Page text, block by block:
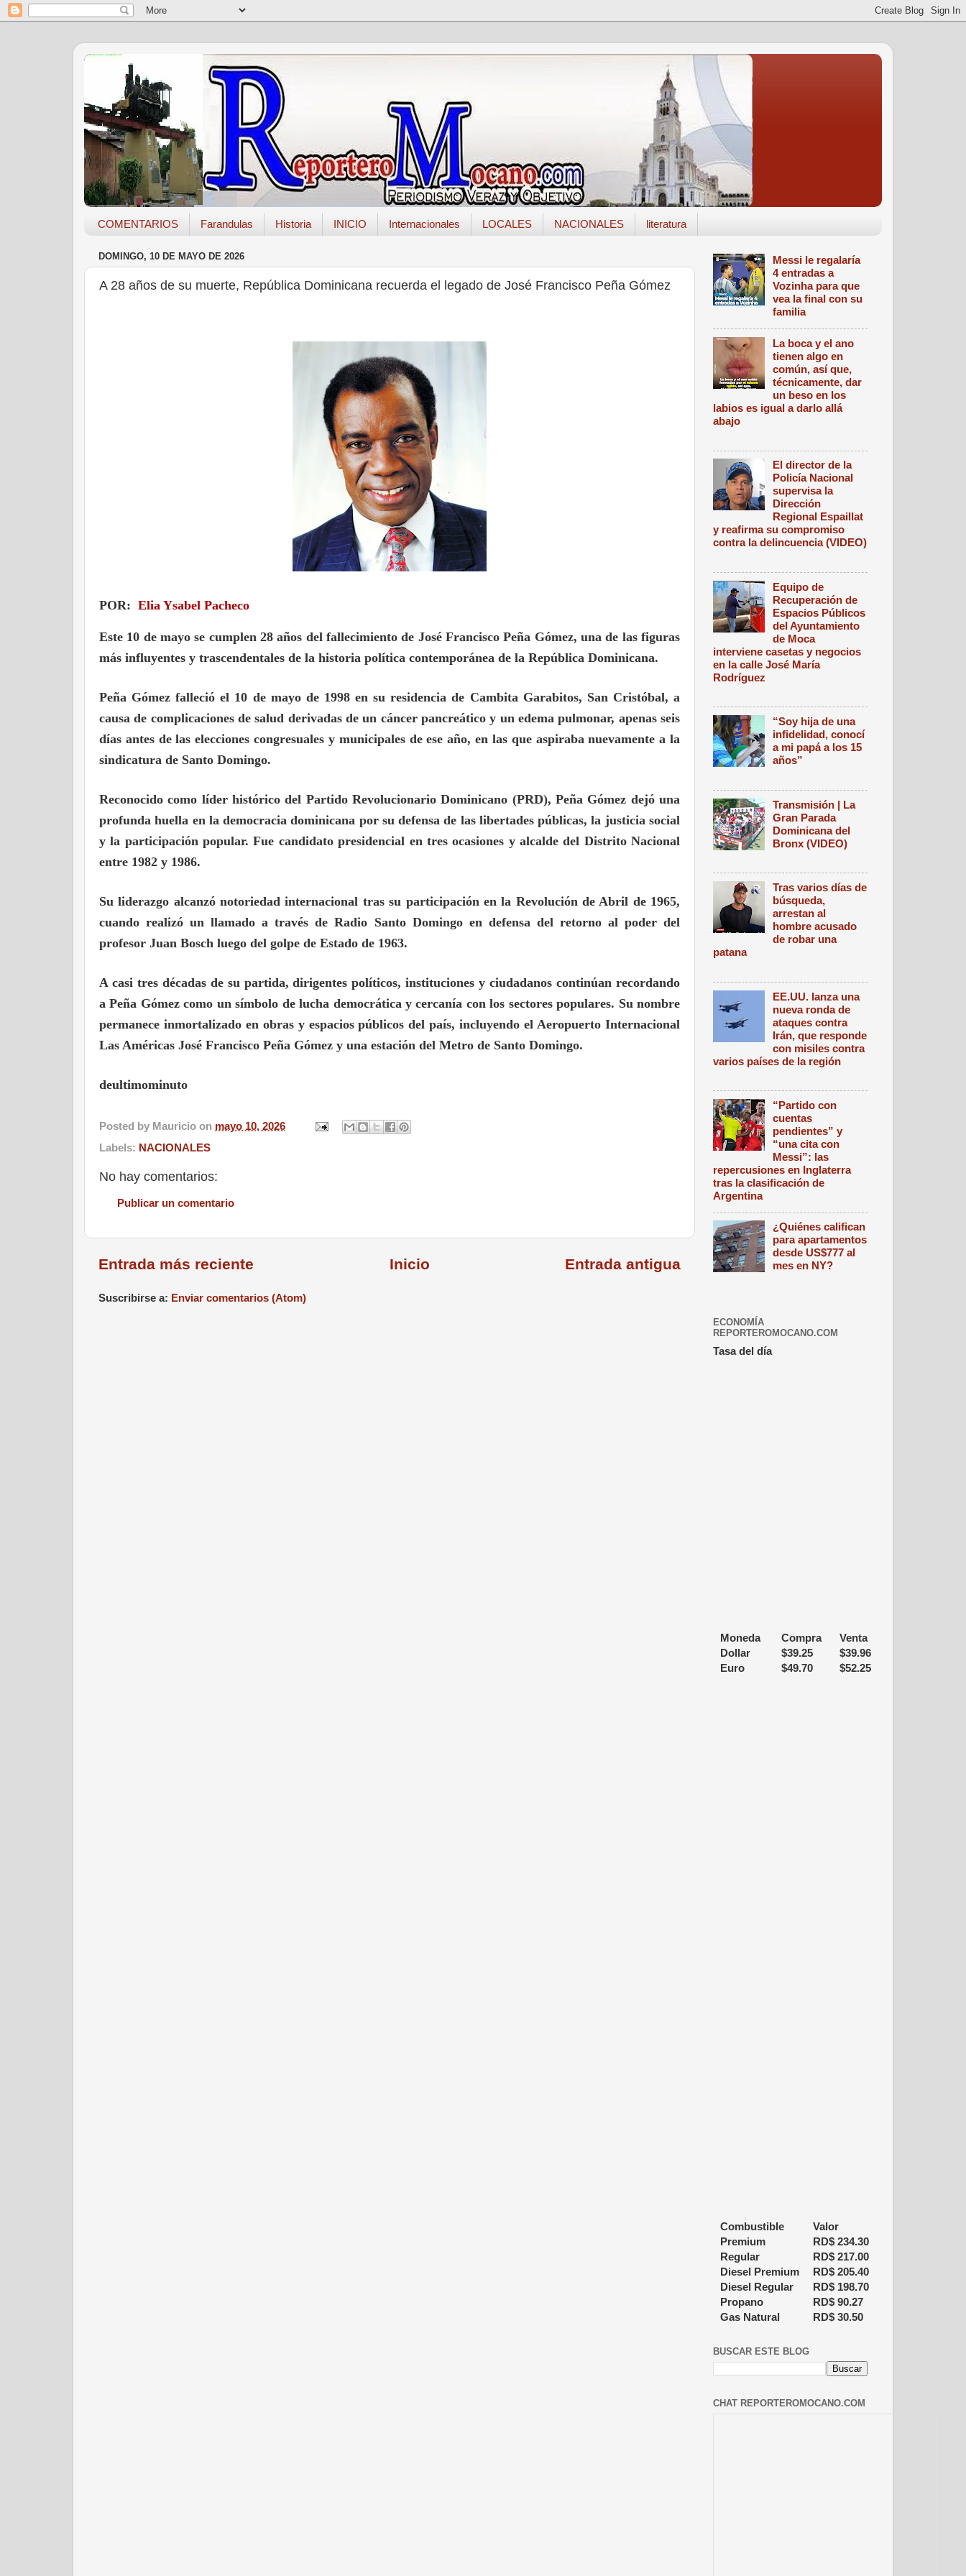
COMENTARIOS Farandulas Historia INICIO Internacionales LOCALES NACIONALES literatura
DOMINGO, 10 DE MAYO DE 2026
A 28 años de su muerte, República Dominicana recuerda el legado de José Francisco Peña Gómez
POR: Elia Ysabel Pacheco
Este 10 de mayo se cumplen 28 años del fallecimiento de José Francisco Peña Gómez, una de las figuras
más influyentes y trascendentales de la historia política contemporánea de la República Dominicana.
Peña Gómez falleció el 10 de mayo de 1998 en su residencia de Cambita Garabitos, San Cristóbal, a
causa de complicaciones de salud derivadas de un cáncer pancreático y un edema pulmonar, apenas seis
días antes de las elecciones congresuales y municipales de ese año, en las que aspiraba nuevamente a la
sindicatura de Santo Domingo.
Reconocido como líder histórico del Partido Revolucionario Dominicano (PRD), Peña Gómez dejó una
profunda huella en la democracia dominicana por su defensa de las libertades públicas, la justicia social
y la participación popular. Fue candidato presidencial en tres ocasiones y alcalde del Distrito Nacional
entre 1982 y 1986.
Su liderazgo alcanzó notoriedad internacional tras su participación en la Revolución de Abril de 1965,
cuando realizó un llamado a través de Radio Santo Domingo en defensa del retorno al poder del
profesor Juan Bosch luego del golpe de Estado de 1963.
A casi tres décadas de su partida, dirigentes políticos, instituciones y ciudadanos continúan recordando
a Peña Gómez como un símbolo de lucha democrática y cercanía con los sectores populares. Su nombre
permanece inmortalizado en obras y espacios públicos del país, incluyendo el Aeropuerto Internacional
Las Américas José Francisco Peña Gómez y una estación del Metro de Santo Domingo.
deultimominuto
Posted by Mauricio on mayo 10, 2026
Labels: NACIONALES
No hay comentarios:
Publicar un comentario
Entrada más reciente Entrada antigua
Inicio
Suscribirse a: Enviar comentarios (Atom)
Messi le regalaría
4 entradas a
Vozinha para que
vea la final con su
familia
La boca y el ano
tienen algo en
común, así que,
técnicamente, dar
un beso en los
labios es igual a darlo allá
abajo
El director de la
Policía Nacional
supervisa la
Dirección
Regional Espaillat
y reafirma su compromiso
contra la delincuencia (VIDEO)
Equipo de
Recuperación de
Espacios Públicos
del Ayuntamiento
de Moca
interviene casetas y negocios
en la calle José María
Rodríguez
“Soy hija de una
infidelidad, conocí
a mi papá a los 15
años”
Transmisión | La
Gran Parada
Dominicana del
Bronx (VIDEO)
Tras varios días de
búsqueda,
arrestan al
hombre acusado
de robar una
patana
EE.UU. lanza una
nueva ronda de
ataques contra
Irán, que responde
con misiles contra
varios países de la región
“Partido con
cuentas
pendientes” y
“una cita con
Messi”: las
repercusiones en Inglaterra
tras la clasificación de
Argentina
¿Quiénes califican
para apartamentos
desde US$777 al
mes en NY?
ECONOMÍA
REPORTEROMOCANO.COM
Tasa del día
Moneda Compra
Venta
Dollar
$39.25 $39.96
Euro
$49.70 $52.25
Combustible
Valor
Premium
RD$ 234.30
Regular
RD$ 217.00
Diesel Premium
RD$ 205.40
Diesel Regular
RD$ 198.70
Propano
RD$ 90.27
Gas Natural
RD$ 30.50
BUSCAR ESTE BLOG
CHAT REPORTEROMOCANO.COM